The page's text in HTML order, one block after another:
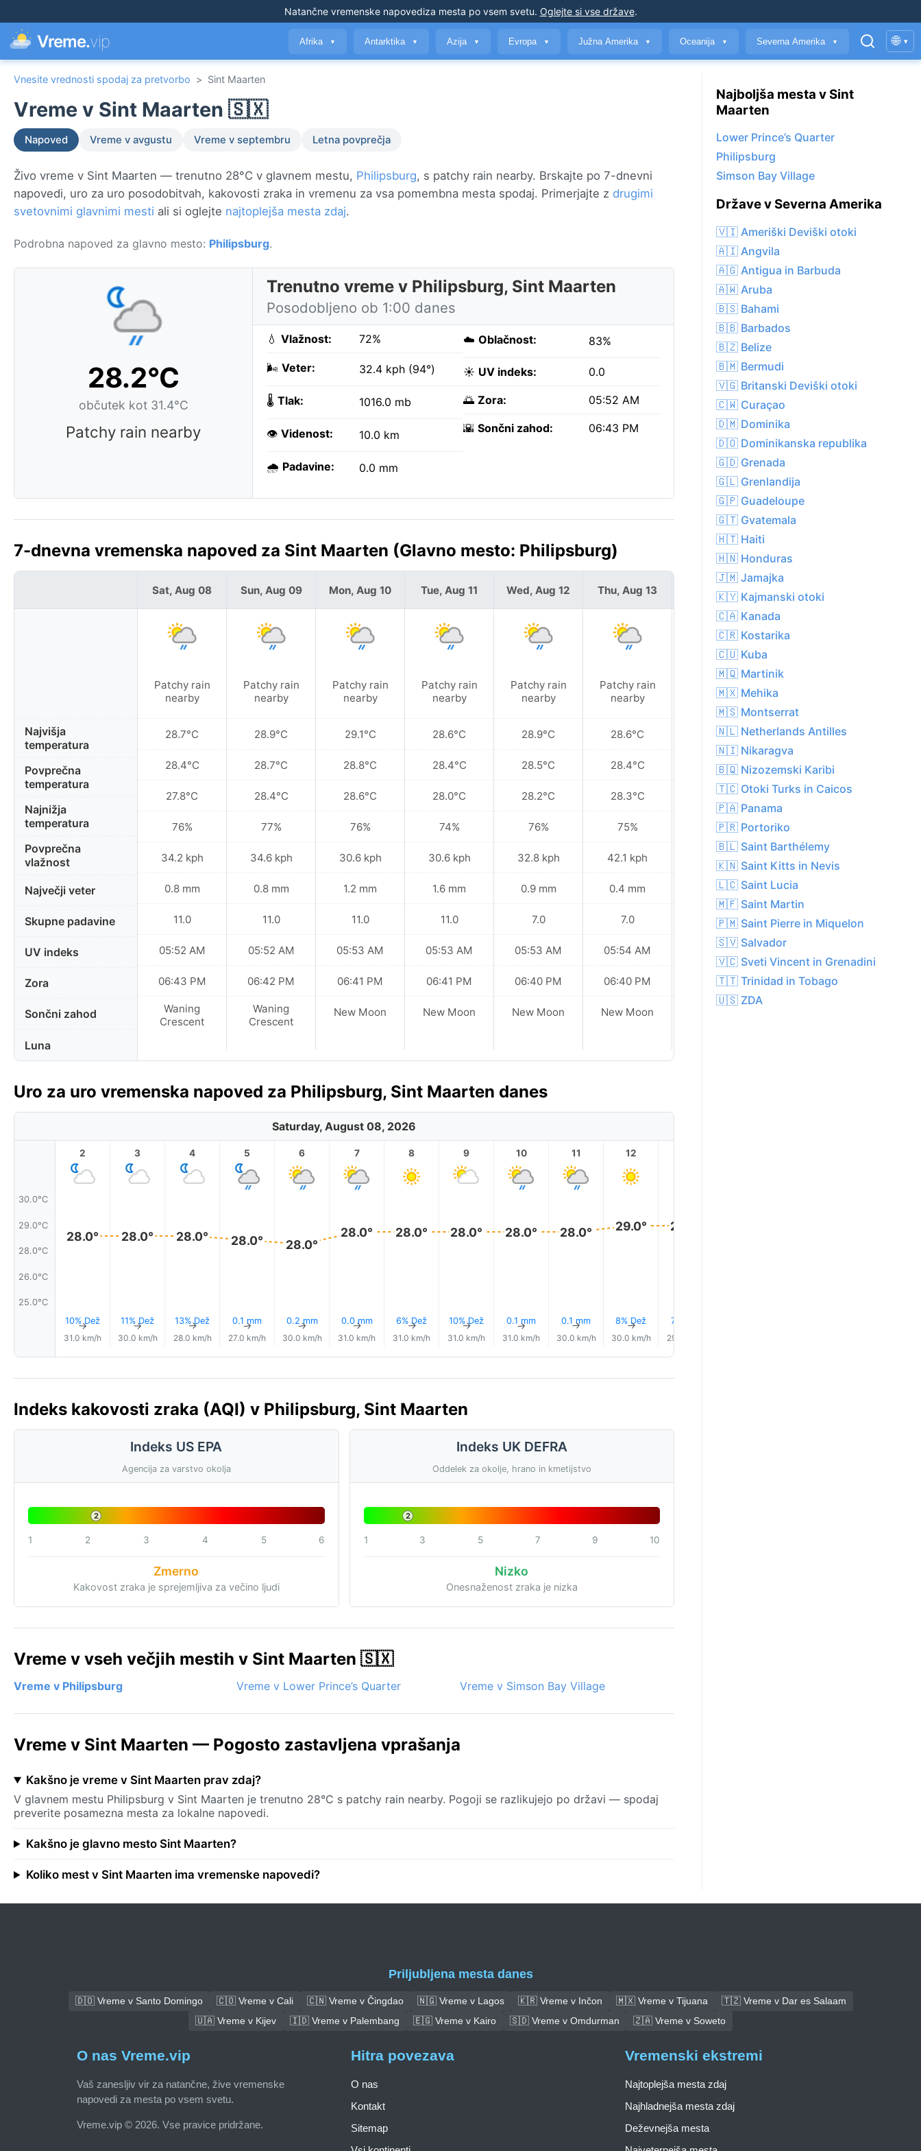
Natančne vremenske napovediza mesta po vsem svetu. Oglejte si vse države.
Vreme.vip Afrika ▼ Antarktika ▼ Azija ▼ Evropa ▼ Južna Amerika ▼ Oceanija ▼ Severna Amerika ▼ 🌐 ▾
Vnesite vrednosti spodaj za pretvorbo > Sint Maarten
Vreme v Sint Maarten 🇸🇽
Napoved Vreme v avgustu Vreme v septembru Letna povprečja
Živo vreme v Sint Maarten — trenutno 28°C v glavnem mestu, Philipsburg, s patchy rain nearby. Brskajte po 7-dnevni
napovedi, uro za uro posodobitvah, kakovosti zraka in vremenu za vsa pomembna mesta spodaj. Primerjajte z drugimi
svetovnimi glavnimi mesti ali si oglejte najtoplejša mesta zdaj.
Podrobna napoved za glavno mesto: Philipsburg.
28.2°C
občutek kot 31.4°C
Patchy rain nearby
Trenutno vreme v Philipsburg, Sint Maarten
Posodobljeno ob 1:00 danes
💧 Vlažnost: 72%
🌬️ Veter: 32.4 kph (94°)
🌡️ Tlak: 1016.0 mb
👁️ Videnost: 10.0 km
🌧️ Padavine: 0.0 mm
☁️ Oblačnost: 83%
☀️ UV indeks: 0.0
🌅 Zora: 05:52 AM
🌇 Sončni zahod: 06:43 PM
7-dnevna vremenska napoved za Sint Maarten (Glavno mesto: Philipsburg)
Najvišja
temperatura
Povprečna
temperatura
Najnižja
temperatura
Povprečna
vlažnost
Največji veter
Skupne padavine
UV indeks
Zora
Sončni zahod
Luna
Sat, Aug 08
Patchy rain
nearby
28.7°C
28.4°C
27.8°C
76%
34.2 kph
0.8 mm
11.0
05:52 AM
06:43 PM
Waning
Crescent
Sun, Aug 09
Patchy rain
nearby
28.9°C
28.7°C
28.4°C
77%
34.6 kph
0.8 mm
11.0
05:52 AM
06:42 PM
Waning
Crescent
Mon, Aug 10
Patchy rain
nearby
29.1°C
28.8°C
28.6°C
76%
30.6 kph
1.2 mm
11.0
05:53 AM
06:41 PM
New Moon
Tue, Aug 11
Patchy rain
nearby
28.6°C
28.4°C
28.0°C
74%
30.6 kph
1.6 mm
11.0
05:53 AM
06:41 PM
New Moon
Wed, Aug 12
Patchy rain
nearby
28.9°C
28.5°C
28.2°C
76%
32.8 kph
0.9 mm
7.0
05:53 AM
06:40 PM
New Moon
Thu, Aug 13
Patchy rain
nearby
28.6°C
28.4°C
28.3°C
75%
42.1 kph
0.4 mm
7.0
05:54 AM
06:40 PM
New Moon
Fri, Aug 14
Patchy rain
nearby
28.5°C
28.3°C
28.2°C
77%
44.6 kph
0.3 mm
6.0
05:54 AM
06:39 PM
Waxing
Uro za uro vremenska napoved za Philipsburg, Sint Maarten danes
Saturday, August 08, 2026
30.0°C
29.0°C
28.0°C
26.0°C
25.0°C
2
28.0°
10% Dež
↑
31.0 km/h
3
28.0°
11% Dež
↑
30.0 km/h
4
28.0°
13% Dež
↑
28.0 km/h
5
28.0°
0.1 mm
↑
27.0 km/h
6
28.0°
0.2 mm
↑
30.0 km/h
7
28.0°
0.0 mm
↑
31.0 km/h
8
28.0°
6% Dež
↑
31.0 km/h
9
28.0°
10% Dež
↑
31.0 km/h
10
28.0°
0.1 mm
↑
31.0 km/h
11
28.0°
0.1 mm
↑
30.0 km/h
12
29.0°
8% Dež
↑
30.0 km/h
29.0°
7% Dež
29.0 km/h
Indeks kakovosti zraka (AQI) v Philipsburg, Sint Maarten
Indeks US EPA
Agencija za varstvo okolja
2
1 2 3 4 5 6
Zmerno
Kakovost zraka je sprejemljiva za večino ljudi
Indeks UK DEFRA
Oddelek za okolje, hrano in kmetijstvo
2
1 3 5 7 9 10
Nizko
Onesnaženost zraka je nizka
Vreme v vseh večjih mestih v Sint Maarten 🇸🇽
Vreme v Philipsburg Vreme v Lower Prince’s Quarter Vreme v Simson Bay Village
Vreme v Sint Maarten — Pogosto zastavljena vprašanja
Kakšno je vreme v Sint Maarten prav zdaj?
V glavnem mestu Philipsburg v Sint Maarten je trenutno 28°C s patchy rain nearby. Pogoji se razlikujejo po državi — spodaj
preverite posamezna mesta za lokalne napovedi.
Kakšno je glavno mesto Sint Maarten?
Koliko mest v Sint Maarten ima vremenske napovedi?
Najboljša mesta v Sint
Maarten
Lower Prince’s Quarter
Philipsburg
Simson Bay Village
Države v Severna Amerika
🇻🇮 Ameriški Deviški otoki
🇦🇮 Angvila
🇦🇬 Antigua in Barbuda
🇦🇼 Aruba
🇧🇸 Bahami
🇧🇧 Barbados
🇧🇿 Belize
🇧🇲 Bermudi
🇻🇬 Britanski Deviški otoki
🇨🇼 Curaçao
🇩🇲 Dominika
🇩🇴 Dominikanska republika
🇬🇩 Grenada
🇬🇱 Grenlandija
🇬🇵 Guadeloupe
🇬🇹 Gvatemala
🇭🇹 Haiti
🇭🇳 Honduras
🇯🇲 Jamajka
🇰🇾 Kajmanski otoki
🇨🇦 Kanada
🇨🇷 Kostarika
🇨🇺 Kuba
🇲🇶 Martinik
🇲🇽 Mehika
🇲🇸 Montserrat
🇳🇱 Netherlands Antilles
🇳🇮 Nikaragva
🇧🇶 Nizozemski Karibi
🇹🇨 Otoki Turks in Caicos
🇵🇦 Panama
🇵🇷 Portoriko
🇧🇱 Saint Barthélemy
🇰🇳 Saint Kitts in Nevis
🇱🇨 Saint Lucia
🇲🇫 Saint Martin
🇵🇲 Saint Pierre in Miquelon
🇸🇻 Salvador
🇻🇨 Sveti Vincent in Grenadini
🇹🇹 Trinidad in Tobago
🇺🇸 ZDA
Priljubljena mesta danes
🇩🇴 Vreme v Santo Domingo 🇨🇴 Vreme v Cali 🇨🇳 Vreme v Čingdao 🇳🇬 Vreme v Lagos 🇰🇷 Vreme v Inčon 🇲🇽 Vreme v Tijuana
🇹🇿 Vreme v Dar es Salaam
🇺🇦 Vreme v Kijev
🇮🇩 Vreme v Palembang 🇪🇬 Vreme v Kairo 🇸🇩 Vreme v Omdurman 🇿🇦 Vreme v Soweto
O nas Vreme.vip
Vaš zanesljiv vir za natančne, žive vremenske
napovedi za mesta po vsem svetu.
Vreme.vip © 2026. Vse pravice pridržane.
Hitra povezava
O nas
Kontakt
Sitemap
Vremenski ekstremi
Najtoplejša mesta zdaj
Najhladnejša mesta zdaj
Deževnejša mesta